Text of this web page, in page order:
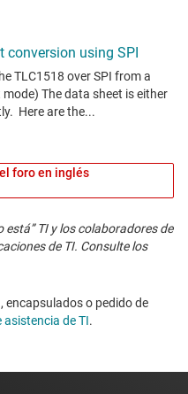
foro en inglés
TI y los colaboradores de
de TI. Consulte los
encapsulados o pedido de
asistencia de TI. ​​​​​​​​​​​​​​